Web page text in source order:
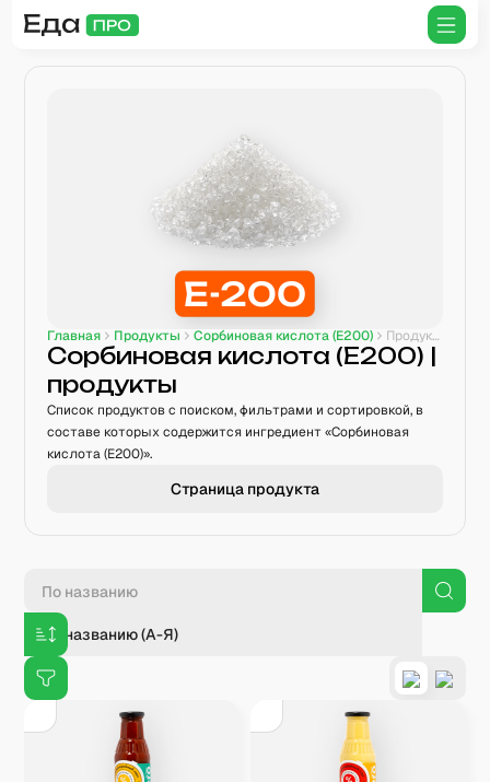
Главная Продукты Сорбиновая кислота (E200) Продукты с ингредиентом
Сорбиновая кислота (E200) |
продукты
Список продуктов с поиском, фильтрами и сортировкой, в
составе которых содержится ингредиент «Сорбиновая
кислота (E200)».
Страница продукта
По названию (А-Я)